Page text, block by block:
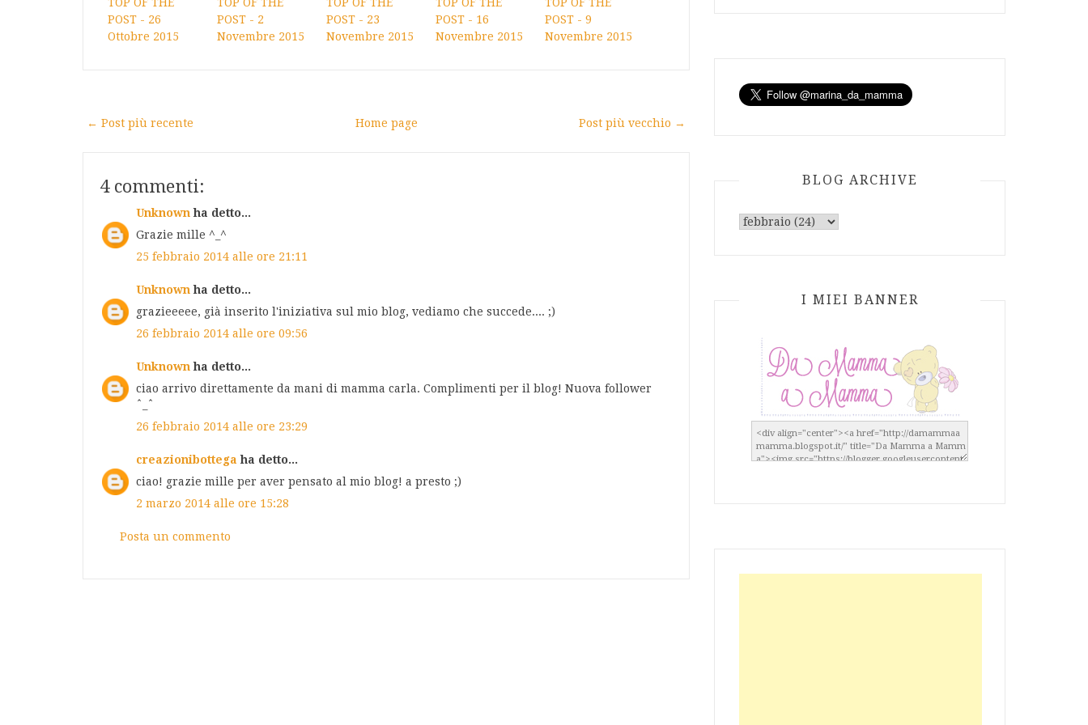
POST - 26
Ottobre 2015
POST - 2
Novembre 2015
POST - 23
Novembre 2015
POST - 16
Novembre 2015
POST - 9
Novembre 2015
← Post più recente Post più vecchio →
Home page
4 commenti:
Unknown ha detto...
Grazie mille ^_^
25 febbraio 2014 alle ore 21:11
Unknown ha detto...
grazieeeee, già inserito l'iniziativa sul mio blog, vediamo che succede.... ;)
26 febbraio 2014 alle ore 09:56
Unknown ha detto...
ciao arrivo direttamente da mani di mamma carla. Complimenti per il blog! Nuova follower
ˆ_ˆ
26 febbraio 2014 alle ore 23:29
creazionibottega ha detto...
ciao! grazie mille per aver pensato al mio blog! a presto ;)
2 marzo 2014 alle ore 15:28
Posta un commento
BLOG ARCHIVE
I MIEI BANNER